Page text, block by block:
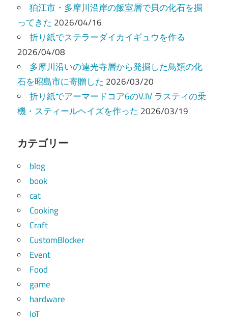
狛江市・多摩川沿岸の飯室層で貝の化石を掘
ってきた 2026/04/16
折り紙でステラーダイカイギュウを作る
2026/04/08
多摩川沿いの連光寺層から発掘した鳥類の化
石を昭島市に寄贈した 2026/03/20
折り紙でアーマードコア6のV.IV ラスティの乗
機・スティールヘイズを作った 2026/03/19
カテゴリー
blog
book
cat
Cooking
Craft
CustomBlocker
Event
Food
game
hardware
IoT